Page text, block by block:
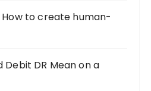
How to create human-
Debit DR Mean on a